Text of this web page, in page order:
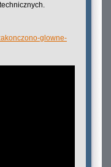
glowne-